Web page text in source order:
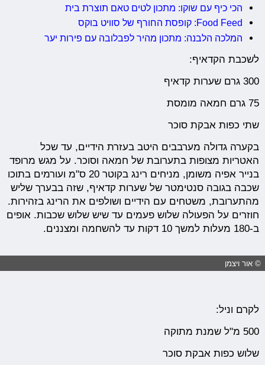
הכי כיף עם שוקו: מתכון לטים טאם תוצרת בית
Food Feed: קופסת החורף של סוויט בוקס
המלכה הלבנה: מתכון מהיר לפבלובה עם פירות יער
לשכבת הקדאיף:
300 גרם שערות קדאיף
75 גרם חמאה מומסת
שתי כפות אבקת סוכר
בקערה גדולה מערבבים היטב בעזרת הידיים, עד שכל
האטריות מצופות בתערובת של חמאה וסוכר. על מגש מרופד
בנייר אפיה משומן, מניחים רינג בקוטר 20 ס"מ ועורמים בתוכו
שכבה בגובה סנטימטר של שערות קדאיף, שזה בבערך שליש
מהתערובת, משטחים עם הידיים ושולפים את הרינג בזהירות.
חוזרים על הפעולה שלוש פעמים עד שיש שלוש שכבות. אופים
ב-180 מעלות למשך 10 דקות עד להשחמה ומצננים.
© אור ויצמן
לקרם וניל:
500 מ"ל שמנת מתוקה
שלוש כפות אבקת סוכר